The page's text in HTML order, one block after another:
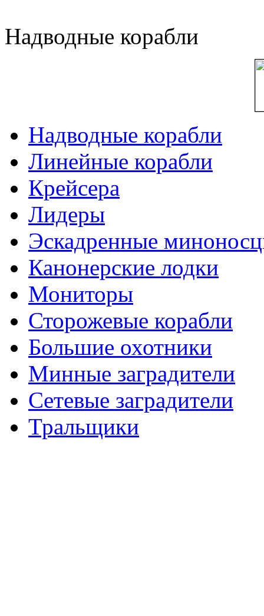
Надводные корабли
Надводные корабли
Линейные корабли
Крейсера
Лидеры
Эскадренные
Канонерские лодки
Мониторы
Сторожевые корабли
Большие охотники
Минные заградители
Сетевые заградители
Тральщики